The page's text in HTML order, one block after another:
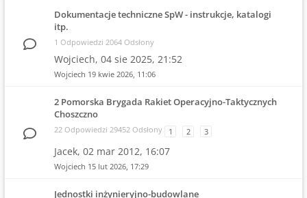
Dokumentacje techniczne SpW - instrukcje, katalogi
itp.
1 Odpowiedzi 2064 Odsłony
Wojciech, 04 sie 2025, 21:52
Wojciech 19 kwie 2026, 11:06
2 Pomorska Brygada Rakiet Operacyjno-Taktycznych
Choszczno
22 Odpowiedzi 29452 Odsłony 1 2 3
Jacek, 02 mar 2012, 16:07
Wojciech 15 lut 2026, 17:29
Jednostki inżynieryjno-budowlane